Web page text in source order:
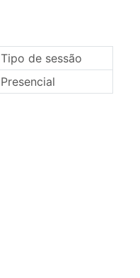
Tipo de sessão
Presencial